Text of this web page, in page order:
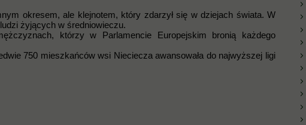
okresem, ale klejnotem, który zdarzył się w dziejach świata. W
żyjących w średniowieczu.
którzy w Parlamencie Europejskim bronią każdego
750 mieszkańców wsi Nieciecza awansowała do najwyższej ligi